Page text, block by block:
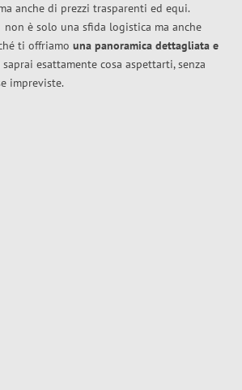
anche di prezzi trasparenti ed equi.
non è solo una sfida logistica ma anche
ti offriamo una panoramica dettagliata e
saprai esattamente cosa aspettarti, senza
impreviste.